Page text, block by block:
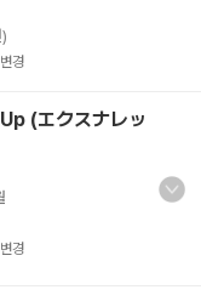
변경
(エクスナレッ
변경